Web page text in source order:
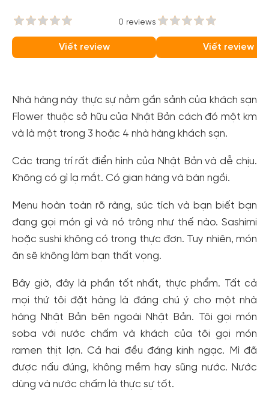
0 reviews
Viết review Viết review
Nhà hàng này thực sự nằm gần sảnh của khách sạn
Flower thuộc sở hữu của Nhật Bản cách đó một km
và là một trong 3 hoặc 4 nhà hàng khách sạn.
Các trang trí rất điển hình của Nhật Bản và dễ chịu.
Không có gì lạ mắt. Có gian hàng và bàn ngồi.
Menu hoàn toàn rõ ràng, súc tích và bạn biết bạn
đang gọi món gì và nó trông như thế nào. Sashimi
hoặc sushi không có trong thực đơn. Tuy nhiên, món
ăn sẽ không làm bạn thất vọng.
Bây giờ, đây là phần tốt nhất, thực phẩm. Tất cả
mọi thứ tôi đặt hàng là đáng chú ý cho một nhà
hàng Nhật Bản bên ngoài Nhật Bản. Tôi gọi món
soba với nước chấm và khách của tôi gọi món
ramen thịt lợn. Cả hai đều đáng kinh ngạc. Mì đã
được nấu đúng, không mềm hay sũng nước. Nước
dùng và nước chấm là thực sự tốt.